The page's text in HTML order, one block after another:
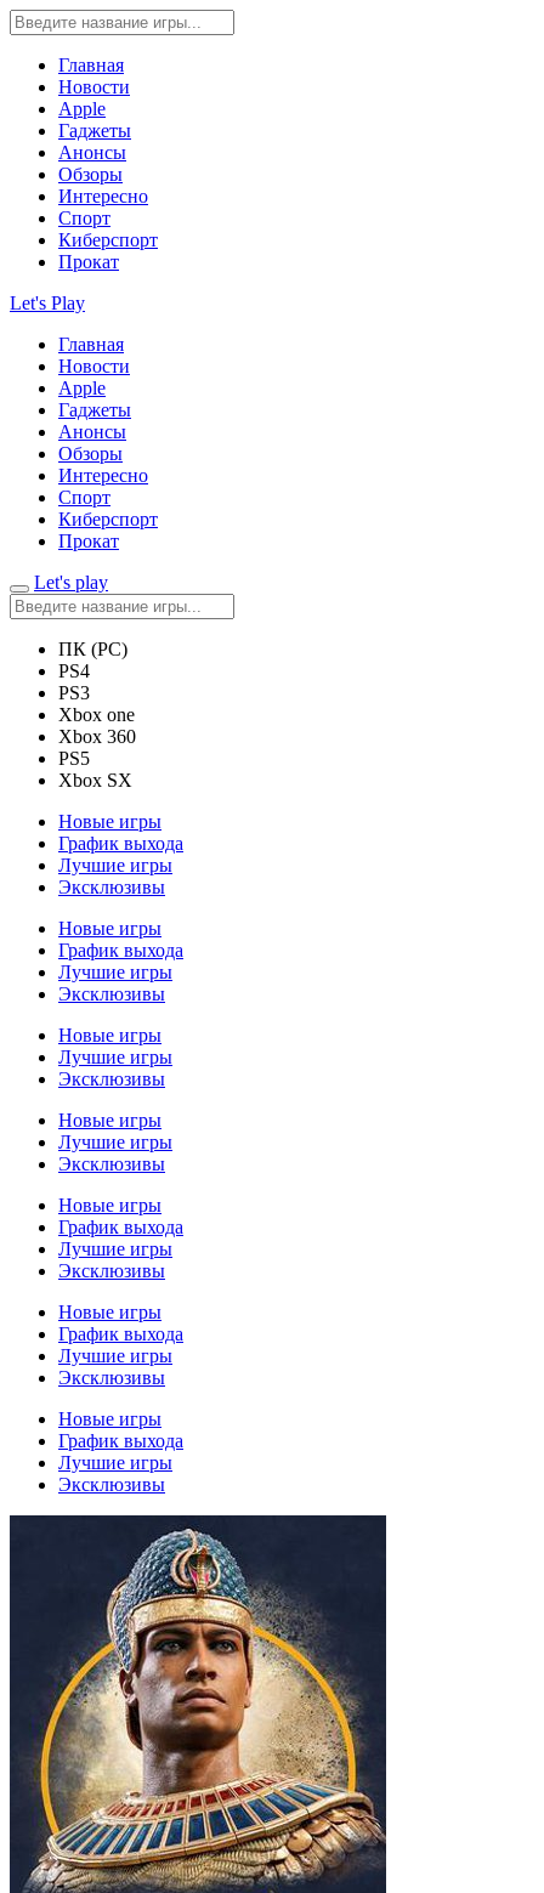
Главная
Новости
Apple
Гаджеты
Анонсы
Обзоры
Интересно
Спорт
Киберспорт
Прокат
Let's Play
Главная
Новости
Apple
Гаджеты
Анонсы
Обзоры
Интересно
Спорт
Киберспорт
Прокат
Let's play
ПК (PC)
PS4
PS3
Xbox one
Xbox 360
PS5
Xbox SX
Новые игры
График выхода
Лучшие игры
Эксклюзивы
Новые игры
График выхода
Лучшие игры
Эксклюзивы
Новые игры
Лучшие игры
Эксклюзивы
Новые игры
Лучшие игры
Эксклюзивы
Новые игры
График выхода
Лучшие игры
Эксклюзивы
Новые игры
График выхода
Лучшие игры
Эксклюзивы
Новые игры
График выхода
Лучшие игры
Эксклюзивы